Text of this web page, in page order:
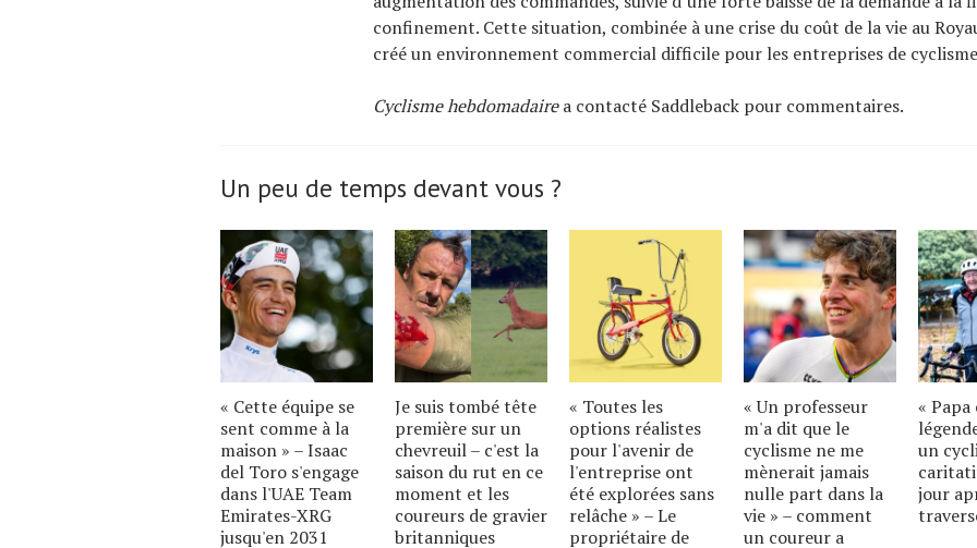
confinement. Cette situation, combinée à une crise du coût de la vie au
créé un environnement commercial difficile pour les entreprises de
Cyclisme hebdomadairea contacté Saddleback pour commentaires.
Un peu de temps devant vous ?
« Cette équipe se
sent comme à la
maison » – Isaac
del Toro s'engage
dans l'UAE Team
Emirates-XRG
jusqu'en 2031
Je suis tombé tête
première sur un
chevreuil – c'est la
saison du rut en ce
moment et les
coureurs de gravier
britanniques
« Toutes les
options réalistes
pour l'avenir de
l'entreprise ont
été explorées sans
relâche » – Le
propriétaire de
« Un professeur
m'a dit que le
cyclisme ne me
mènerait jamais
nulle part dans la
vie » – comment
un coureur a
«
un
jour